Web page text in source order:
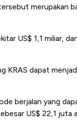
merupakan
US$ 1,1 miliar,
KRAS dapat
berjalan yang
US$ 22,1 juta